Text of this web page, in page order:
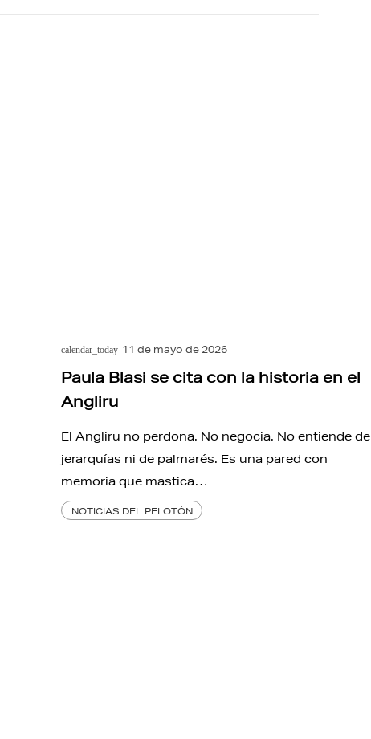
calendar_today 11 de mayo de 2026
Paula Blasi se cita con la historia en el
Angliru
El Angliru no perdona. No negocia. No entiende de
jerarquías ni de palmarés. Es una pared con
memoria que mastica…
NOTICIAS DEL PELOTÓN